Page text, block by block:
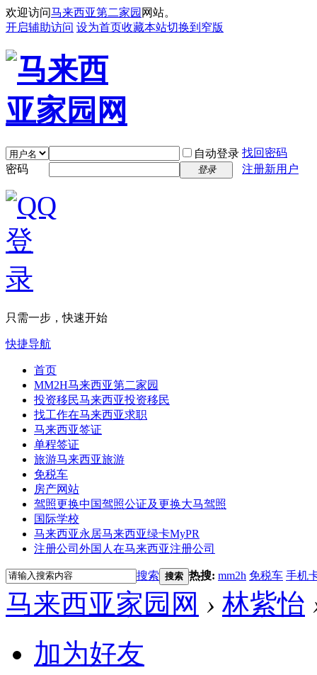
欢迎访问马来西亚第二家园 网站。
开启辅助访问 设为首页收藏本站切换到窄版
自动登录 找回密码
密码
登录 注册新用户
只需一步，快速开始
快捷导航
首页
MM2H马来西亚第二家园
投资移民马来西亚投资移民
找工作在马来西亚求职
马来西亚签证
单程签证
旅游马来西亚旅游
免税车
房产网站
驾照更换中国驾照公证及更换大马驾照
国际学校
马来西亚永居马来西亚绿卡MyPR
注册公司 外国人在马来西亚注册公司
搜索 搜索 热搜: mm2h 免税车 手机
马来西亚家园网 › 林紫怡
加为好友